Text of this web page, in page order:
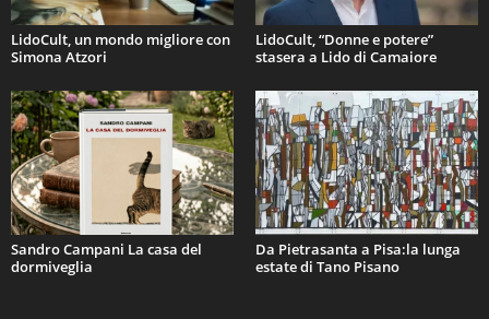
LidoCult, un mondo migliore con
Simona Atzori
LidoCult, “Donne e potere”
stasera a Lido di Camaiore
Sandro Campani La casa del
dormiveglia
Da Pietrasanta a Pisa:la lunga
estate di Tano Pisano